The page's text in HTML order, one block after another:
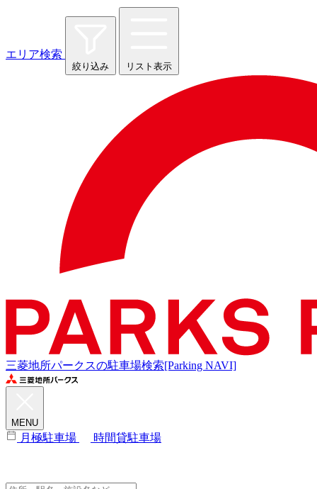
エリア検索
絞り込み リスト表示
三菱地所パークスの駐車場検索[Parking NAVI]
MENU
月極駐車場 時間貸駐車場